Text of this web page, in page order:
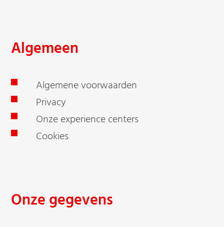
Algemeen
Algemene voorwaarden
Privacy
Onze experience centers
Cookies
Onze gegevens